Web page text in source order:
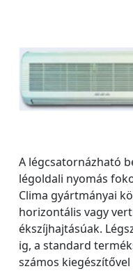
A légcsatornázható
légoldali nyomás
Clima gyártmányai
horizontális vagy
ékszíjhajtásúak.
ig, a standard
számos